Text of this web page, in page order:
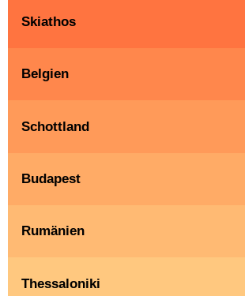
Skiathos
Belgien
Schottland
Budapest
Rumänien
Thessaloniki